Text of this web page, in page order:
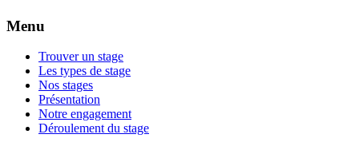
Menu
Trouver un stage
Les types de stage
Nos stages
Présentation
Notre engagement
Déroulement du stage